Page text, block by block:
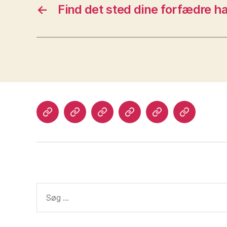
← Find det sted dine forfædre
Velkommen
Slægtsforskning
LægdsrullerProgrammer
slægtsforskning
Login KontaktLegacy
efter: